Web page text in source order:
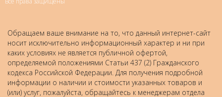
Обращаем ваше внимание на то, что данный интернет-сайт
носит исключительно информационный характер и ни при
каких условиях не является публичной офертой,
определяемой положениями Статьи 437 (2) Гражданского
кодекса Российской Федерации. Для получения подробной
информации о наличии и стоимости указанных товаров и
(или) услуг, пожалуйста, обращайтесь к менеджерам отдела